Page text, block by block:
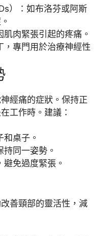
）：如布洛芬或阿斯
肌肉緊張引起的疼痛。
，專門用於治療神經性
經痛的症狀。保持正
工作時。建議：
桌子。
同一姿勢。
免過度緊張。
善頸部的靈活性，減